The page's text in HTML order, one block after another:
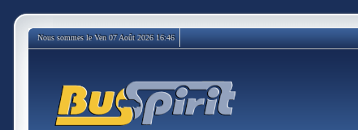
Nous sommes le Ven 07 Août 2026 16:46